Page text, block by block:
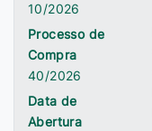
10/2026
Processo de
Compra
40/2026
Data de
Abertura